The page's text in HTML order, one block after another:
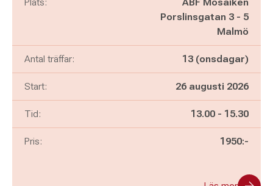
Porslinsgatan 3 - 5
Malmö
Antal träffar: 13 (onsdagar)
Start: 26 augusti 2026
Tid: Pågår mellan
13.00 - och
15.30
Pris: 1950:-